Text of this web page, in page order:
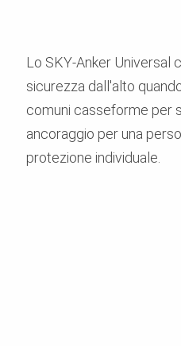
Lo SKY-Anker Universal
sicurezza dall'alto
comuni casseforme per
ancoraggio per una
protezione individuale.